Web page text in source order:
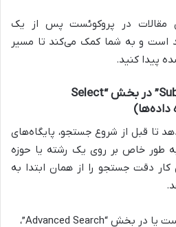
مقالات در پروکوئست پس از یک
است و به شما کمک می‌کند تا مسیر
پیدا کنید.
ب) استفاده از “Subject Area” در بخش “Select
تا قبل از شروع جستجو، پایگاه‌های
طور خاص بر روی یک رشته یا حوزه
دقت جستجو را از همان ابتدا به
در صفحه اصلی پروکوئست یا در بخش “Advanced Search”،